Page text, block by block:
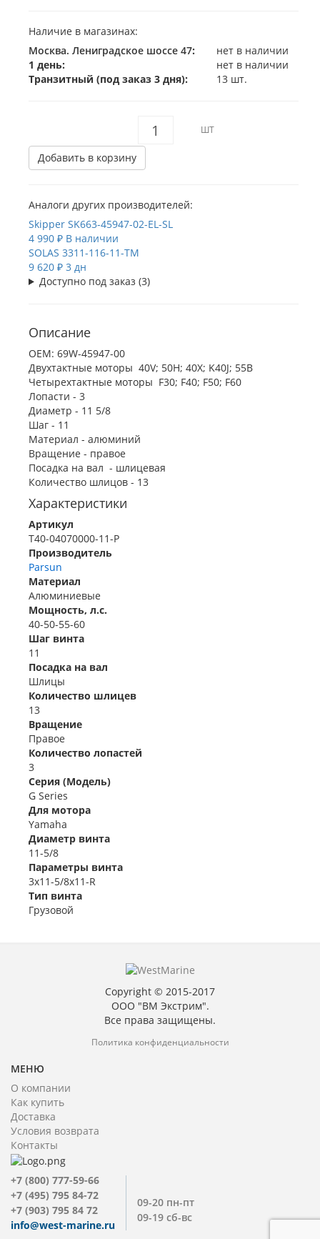
Наличие в магазинах:
Москва. Лениградское шоссе 47:
нет в наличии
1 день:
нет в наличии
Транзитный (под заказ 3 дня):
13 шт.
ШТ
Добавить в корзину
Аналоги других производителей:
Skipper SK663-45947-02-EL-SL
4 990 ₽ В наличии
SOLAS 3311-116-11-TM
9 620 ₽ 3 дн
Доступно под заказ (3)
Описание
OEM: 69W-45947-00
Двухтактные моторы 40V; 50H; 40X; K40J; 55B
Четырехтактные моторы F30; F40; F50; F60
Лопасти - 3
Диаметр - 11 5/8
Шаг - 11
Материал - алюминий
Вращение - правое
Посадка на вал - шлицевая
Количество шлицов - 13
Характеристики
Артикул
T40-04070000-11-P
Производитель
Parsun
Материал
Алюминиевые
Мощность, л.с.
40-50-55-60
Шаг винта
11
Посадка на вал
Шлицы
Количество шлицев
13
Вращение
Правое
Количество лопастей
3
Серия (Модель)
G Series
Для мотора
Yamaha
Диаметр винта
11-5/8
Параметры винта
3x11-5/8x11-R
Тип винта
Грузовой
Copyright © 2015-2017
ООО "ВМ Экстрим".
Все права защищены.
Политика конфиденциальности
МЕНЮ
О компании
Как купить
Доставка
Условия возврата
Контакты
+7 (800) 777-59-66
+7 (495) 795 84-72
+7 (903) 795 84 72
info@west-marine.ru
09-20 пн-пт
09-19 сб-вс